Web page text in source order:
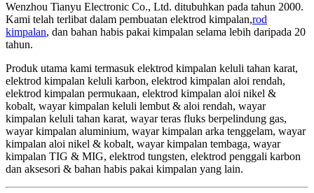
Wenzhou Tianyu Electronic Co., Ltd. ditubuhkan pada tahun 2000.
Kami telah terlibat dalam pembuatan elektrod kimpalan,rod
kimpalan, dan bahan habis pakai kimpalan selama lebih daripada 20
tahun.
Produk utama kami termasuk elektrod kimpalan keluli tahan karat,
elektrod kimpalan keluli karbon, elektrod kimpalan aloi rendah,
elektrod kimpalan permukaan, elektrod kimpalan aloi nikel &
kobalt, wayar kimpalan keluli lembut & aloi rendah, wayar
kimpalan keluli tahan karat, wayar teras fluks berpelindung gas,
wayar kimpalan aluminium, wayar kimpalan arka tenggelam, wayar
kimpalan aloi nikel & kobalt, wayar kimpalan tembaga, wayar
kimpalan TIG & MIG, elektrod tungsten, elektrod penggali karbon
dan aksesori & bahan habis pakai kimpalan yang lain.